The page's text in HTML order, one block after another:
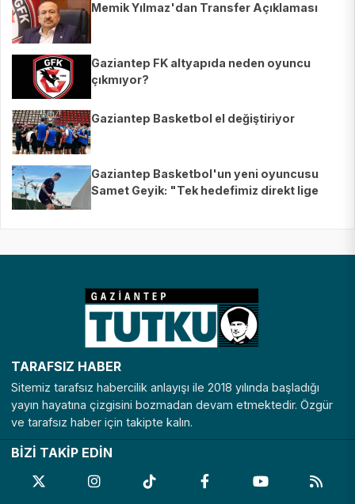
Memik Yılmaz'dan Transfer Açıklaması
Gaziantep FK altyapıda neden oyuncu
çıkmıyor?
Gaziantep Basketbol el değiştiriyor
Gaziantep Basketbol'un yeni oyuncusu
Samet Geyik: "Tek hedefimiz direkt lige
TARAFSIZ HABER
Sitemiz tarafsız habercilik anlayışı ile 2018 yılında başladığı
yayın hayatına çizgisini bozmadan devam etmektedir. Özgür
ve tarafsız haber için takipte kalın.
BİZİ TAKİP EDİN